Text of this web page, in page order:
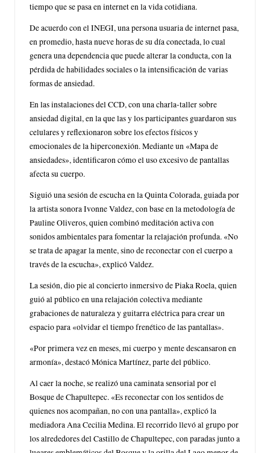
tiempo que se pasa en internet en la vida cotidiana.
De acuerdo con el INEGI, una persona usuaria de internet pasa,
en promedio, hasta nueve horas de su día conectada, lo cual
genera una dependencia que puede alterar la conducta, con la
pérdida de habilidades sociales o la intensificación de varias
formas de ansiedad.
En las instalaciones del CCD, con una charla-taller sobre
ansiedad digital, en la que las y los participantes guardaron sus
celulares y reflexionaron sobre los efectos físicos y
emocionales de la hiperconexión. Mediante un «Mapa de
ansiedades», identificaron cómo el uso excesivo de pantallas
afecta su cuerpo.
Siguió una sesión de escucha en la Quinta Colorada, guiada por
la artista sonora Ivonne Valdez, con base en la metodología de
Pauline Oliveros, quien combinó meditación activa con
sonidos ambientales para fomentar la relajación profunda. «No
se trata de apagar la mente, sino de reconectar con el cuerpo a
través de la escucha», explicó Valdez.
La sesión, dio pie al concierto inmersivo de Piaka Roela, quien
guió al público en una relajación colectiva mediante
grabaciones de naturaleza y guitarra eléctrica para crear un
espacio para «olvidar el tiempo frenético de las pantallas».
«Por primera vez en meses, mi cuerpo y mente descansaron en
armonía», destacó Mónica Martínez, parte del público.
Al caer la noche, se realizó una caminata sensorial por el
Bosque de Chapultepec. «Es reconectar con los sentidos de
quienes nos acompañan, no con una pantalla», explicó la
mediadora Ana Cecilia Medina. El recorrido llevó al grupo por
los alrededores del Castillo de Chapultepec, con paradas junto a